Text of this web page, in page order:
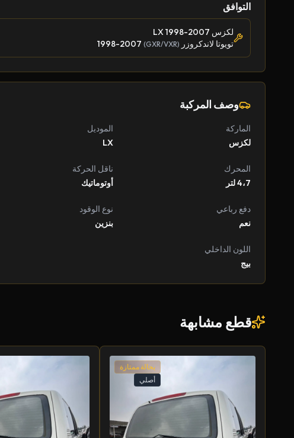
التوافق
لكزس LX 1998-2007
تويوتا لاندكروزر (GXR/VXR)
وصف المركبة
الماركة
لكزس
الموديل
LX
المحرك
4،7 لتر
ناقل الحركة
أوتوماتيك
دفع رباعي
نعم
نوع الوقود
بنزين
اللون الداخلي
بيج
قطع مشابهة
بحالة ممتازة
أصلي